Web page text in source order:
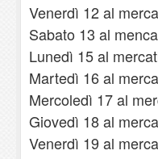
Venerdì 12 al
Sabato 13 al
Lunedì 15 al
Martedì 16 al
Mercoledì 17 al
Giovedì 18 al
Venerdì 19 al